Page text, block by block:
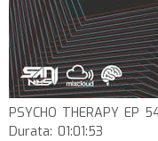
PSYCHO THERAPY EP
Durata: 01:01:53